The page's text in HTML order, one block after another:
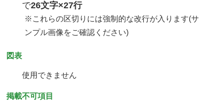
で26文字×27行
※これらの区切りには強制的な改行が入ります(サ
ンプル画像をご確認ください)
図表
使用できません
掲載不可項目